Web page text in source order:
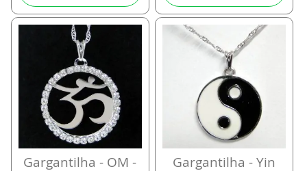
Gargantilha - OM -
Gargantilha - Yin